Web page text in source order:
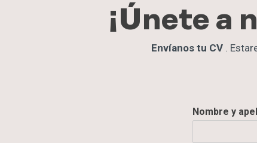
¡Únete a
Envíanos tu CV .
Nombre y